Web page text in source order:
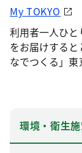
My TOKYO
利用者一人ひ
をお届けする
なでつくる」東
環境・衛生